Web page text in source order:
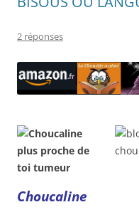
2 réponses
Choucaline